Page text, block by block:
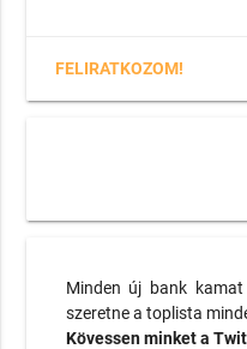
FELIRATKOZOM!
Minden új bank
szeretne a toplista
Kövessen minket a